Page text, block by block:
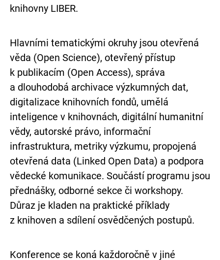
knihovny LIBER.
Hlavními tematickými okruhy jsou otevřená
věda (Open Science), otevřený přístup
k publikacím (Open Access), správa
a dlouhodobá archivace výzkumných dat,
digitalizace knihovních fondů, umělá
inteligence v knihovnách, digitální humanitní
vědy, autorské právo, informační
infrastruktura, metriky výzkumu, propojená
otevřená data (Linked Open Data) a podpora
vědecké komunikace. Součástí programu jsou
přednášky, odborné sekce či workshopy.
Důraz je kladen na praktické příklady
z knihoven a sdílení osvědčených postupů.
Konference se koná každoročně v jiné